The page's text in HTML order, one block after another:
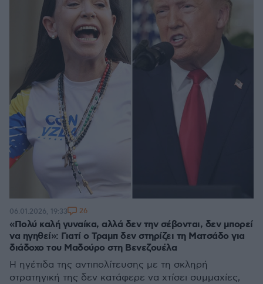
«Πολύ καλή γυναίκα, αλλά δεν την σέβονται, δεν μπορεί
να ηγηθεί»: Γιατί ο Τραμπ δεν στηρίζει τη Ματσάδο για
διάδοχο του Μαδούρο στη Βενεζουέλα
Η ηγέτιδα της αντιπολίτευσης με τη σκληρή
στρατηγική της δεν κατάφερε να χτίσει συμμαχίες,
06.01.2026, 19:33 26